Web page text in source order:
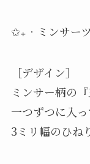
✩₊‧ミンサー
［デザイン］
ミンサー柄の
一つずつに入っ
3ミリ幅のひね